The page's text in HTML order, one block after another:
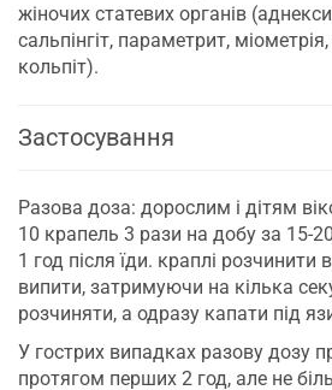
жіночих статевих органів
сальпінгіт, параметрит,
кольпіт).
Застосування
Разова доза: дорослим і дітям
10 крапель 3 рази на добу за 15-
1 год після їди. краплі розчинити
випити, затримуючи на кілька
розчиняти, а одразу капати під
У гострих випадках разову дозу
протягом перших 2 год, але не